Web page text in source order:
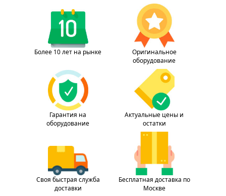
Более 10 лет на рынке
Оригинальное
оборудование
Гарантия на
оборудование
Актуальные цены и
остатки
Своя быстрая служба
доставки
Бесплатная доставка по
Москве